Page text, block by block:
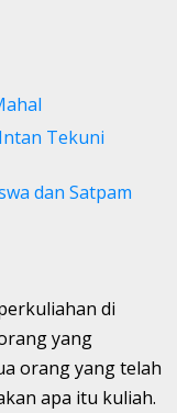
Tekuni
dan Satpam
di
yang
orang yang telah
apa itu kuliah.